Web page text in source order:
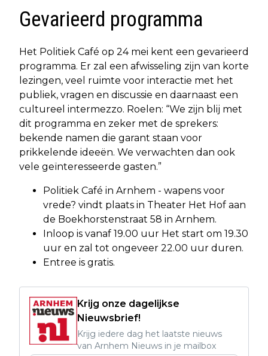
Gevarieerd programma
Het Politiek Café op 24 mei kent een gevarieerd
programma. Er zal een afwisseling zijn van korte
lezingen, veel ruimte voor interactie met het
publiek, vragen en discussie en daarnaast een
cultureel intermezzo. Roelen: “We zijn blij met
dit programma en zeker met de sprekers:
bekende namen die garant staan voor
prikkelende ideeën. We verwachten dan ook
vele geïnteresseerde gasten.”
Politiek Café in Arnhem - wapens voor
vrede? vindt plaats in Theater Het Hof aan
de Boekhorstenstraat 58 in Arnhem.
Inloop is vanaf 19.00 uur Het start om 19.30
uur en zal tot ongeveer 22.00 uur duren.
Entree is gratis.
Krijg onze dagelijkse
Nieuwsbrief!
Krijg iedere dag het laatste nieuws
van Arnhem Nieuws in je mailbox